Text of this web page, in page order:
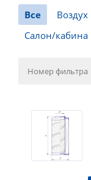
Все Воздух
Салон/кабина